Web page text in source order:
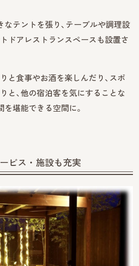
なテントを張り、テーブルや調理設
ドアレストランスペースも設置さ
と食事やお酒を楽しんだり、スポ
と、他の宿泊客を気にすることな
を堪能できる空間に。
ビス・施設も充実